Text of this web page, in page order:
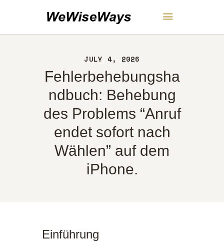
JULY 4, 2026
Fehlerbehebungsha
ndbuch: Behebung
des Problems “Anruf
endet sofort nach
Wählen” auf dem
iPhone.
WeWiseWays
ÜBER UNS
KONTAKT
RICHTLINIEN
DEUTSCH
Einführung